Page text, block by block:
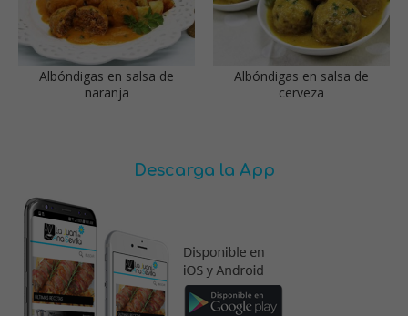
Albóndigas en salsa de
naranja
Albóndigas en salsa de
cerveza
Descarga la App